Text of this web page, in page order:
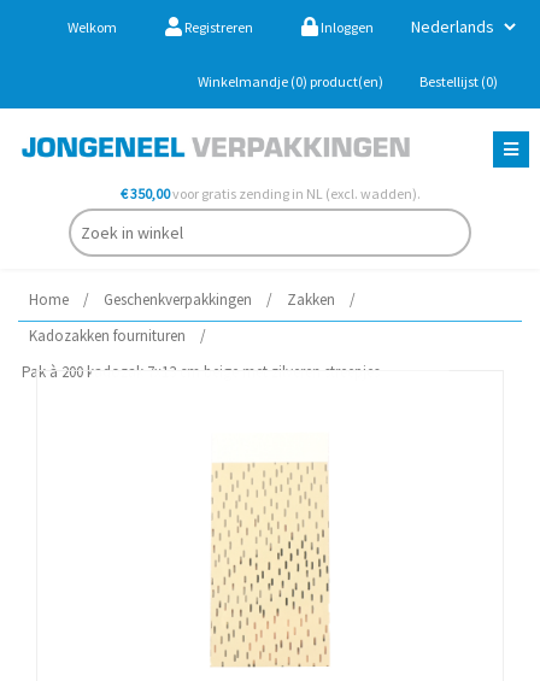
Welkom Registreren Inloggen
Winkelmandje (0) product(en) Bestellijst (0)
€ 350,00voor gratis zending in NL (excl. wadden).
Home / Geschenkverpakkingen / Zakken
/
Kadozakken fournituren
/
Pak à 200 kadozak 7x13 cm beige met zilveren streepjes